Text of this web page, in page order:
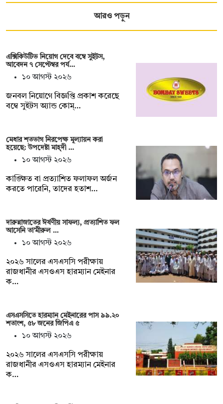
আরও পড়ুন
এক্সিকিউটিভ নিয়োগ দেবে বম্বে সুইটস,
আবেদন ৭ সেপ্টেম্বর পর্য…
১০ আগস্ট ২০২৬
জনবল নিয়োগে বিজ্ঞপ্তি প্রকাশ করেছে
বম্বে সুইটস অ্যান্ড কোম্…
মেধার শতভাগ নিরপেক্ষ মূল্যায়ন করা
হয়েছে: উপদেষ্টা মাহ্দী …
১০ আগস্ট ২০২৬
কাঙ্ক্ষিত বা প্রত্যাশিত ফলাফল অর্জন
করতে পারেনি, তাদের হতাশ…
দারুন্নাজাতের ঈর্ষণীয় সাফল্য, প্রত্যাশিত ফল
আসেনি তা’মীরুল …
১০ আগস্ট ২০২৬
২০২৬ সালের এসএসসি পরীক্ষায়
রাজধানীর এসওএস হারম্যান মেইনার
ক…
এসএসসিতে হারম্যান মেইনারের পাস ৯৯.২০
শতাংশ, ৫৮ জনের জিপিএ ৫
১০ আগস্ট ২০২৬
২০২৬ সালের এসএসসি পরীক্ষায়
রাজধানীর এসওএস হারম্যান মেইনার
ক…